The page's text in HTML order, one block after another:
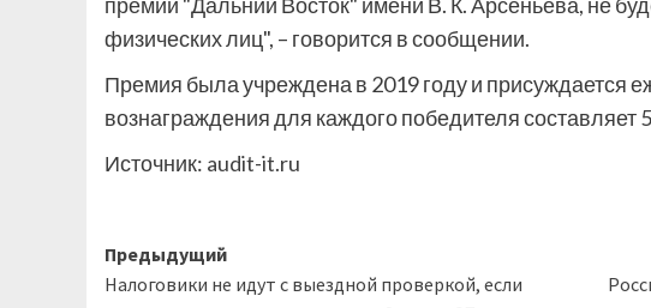
физических лиц", – говорится в сообщении.
Премия была учреждена в 2019 году и присуждается
вознаграждения для каждого победителя составляет
Источник: audit-it.ru
Навигация
записи
Предыдущий
Налоговики не идут с выездной проверкой, если